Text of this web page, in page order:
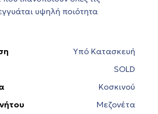
υψηλή ποιότητα
Υπό Κατασκευή
SOLD
Κοσκινού
Μεζονέτα